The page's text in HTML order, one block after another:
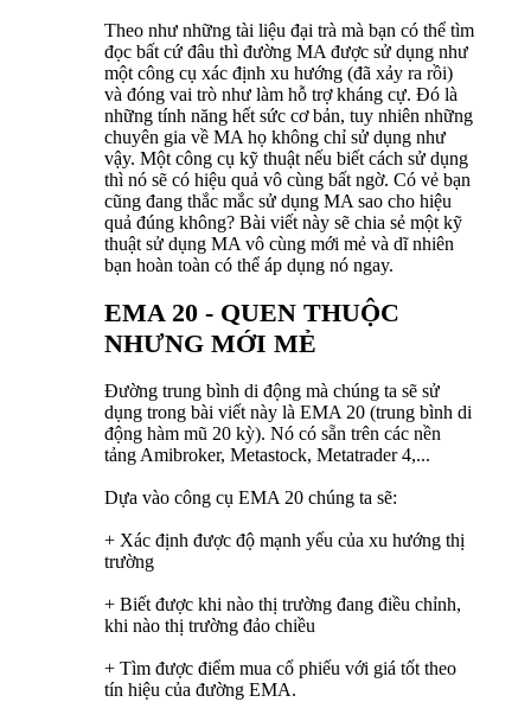
Theo như những tài liệu đại trà mà bạn có thể tìm
đọc bất cứ đâu thì đường MA được sử dụng như
một công cụ xác định xu hướng (đã xảy ra rồi)
và đóng vai trò như làm hỗ trợ kháng cự. Đó là
những tính năng hết sức cơ bản, tuy nhiên những
chuyên gia về MA họ không chỉ sử dụng như
vậy. Một công cụ kỹ thuật nếu biết cách sử dụng
thì nó sẽ có hiệu quả vô cùng bất ngờ. Có vẻ bạn
cũng đang thắc mắc sử dụng MA sao cho hiệu
quả đúng không? Bài viết này sẽ chia sẻ một kỹ
thuật sử dụng MA vô cùng mới mẻ và dĩ nhiên
bạn hoàn toàn có thể áp dụng nó ngay.
EMA 20 - QUEN THUỘC
NHƯNG MỚI MẺ
Đường trung bình di động mà chúng ta sẽ sử
dụng trong bài viết này là EMA 20 (trung bình di
động hàm mũ 20 kỳ). Nó có sẵn trên các nền
tảng Amibroker, Metastock, Metatrader 4,...
Dựa vào công cụ EMA 20 chúng ta sẽ:
+ Xác định được độ mạnh yếu của xu hướng thị
trường
+ Biết được khi nào thị trường đang điều chỉnh,
khi nào thị trường đảo chiều
+ Tìm được điểm mua cổ phiếu với giá tốt theo
tín hiệu của đường EMA.